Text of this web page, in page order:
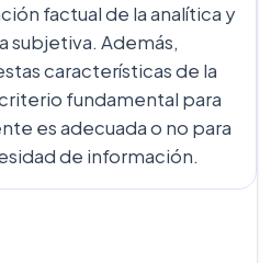
factual de la analítica y
subjetiva. Además,
características de la
fundamental para
es adecuada o no para
de información.